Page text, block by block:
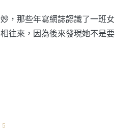
，那些年寫網誌認識了一班女
往來，因為後來發現她不是要